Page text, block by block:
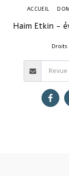
Haim Etkin -
Droits
ACCUEIL